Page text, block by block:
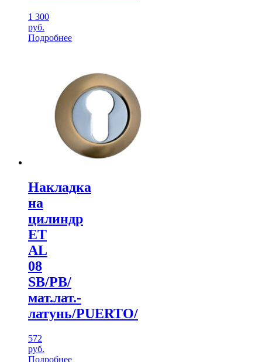
1 300
руб.
Подробнее
Накладка
на
цилиндр
ЕТ
AL
08
SВ/PВ/
мат.лат.-
латунь/PUERTO/
572
руб.
Подробнее